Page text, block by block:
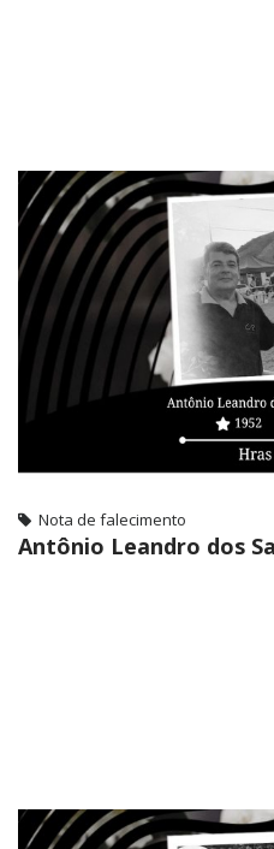
Nota de falecimento
Antônio Leandro dos